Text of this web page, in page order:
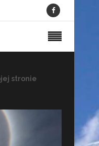
stronie